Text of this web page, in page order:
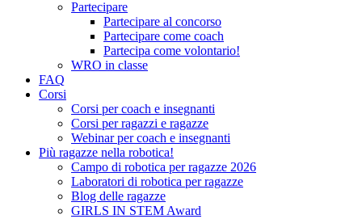
Partecipare
Partecipare al concorso
Partecipare come coach
Partecipa come volontario!
WRO in classe
FAQ
Corsi
Corsi per coach e insegnanti
Corsi per ragazzi e ragazze
Webinar per coach e insegnanti
Più ragazze nella robotica!
Campo di robotica per ragazze 2026
Laboratori di robotica per ragazze
Blog delle ragazze
GIRLS IN STEM Award